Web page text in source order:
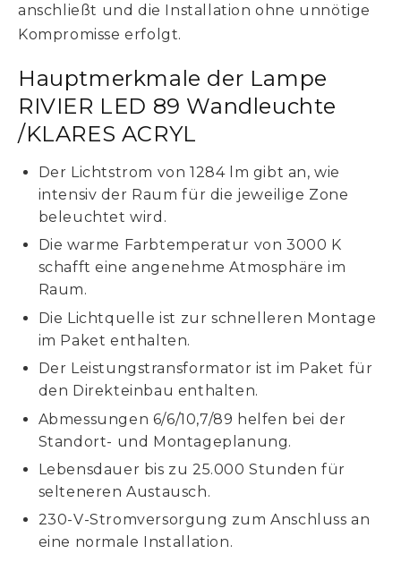
anschließt und die Installation ohne unnötige
Kompromisse erfolgt.
Hauptmerkmale der Lampe
RIVIER LED 89 Wandleuchte
/KLARES ACRYL
Der Lichtstrom von 1284 lm gibt an, wie
intensiv der Raum für die jeweilige Zone
beleuchtet wird.
Die warme Farbtemperatur von 3000 K
schafft eine angenehme Atmosphäre im
Raum.
Die Lichtquelle ist zur schnelleren Montage
im Paket enthalten.
Der Leistungstransformator ist im Paket für
den Direkteinbau enthalten.
Abmessungen 6/6/10,7/89 helfen bei der
Standort- und Montageplanung.
Lebensdauer bis zu 25.000 Stunden für
selteneren Austausch.
230-V-Stromversorgung zum Anschluss an
eine normale Installation.